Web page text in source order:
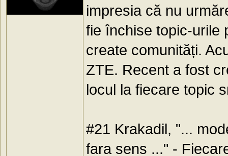
impresia că nu
fie închise topic-urile
create comunități.
ZTE. Recent a fost
locul la fiecare topic
#21 Krakadil, "...
fara sens ..." -